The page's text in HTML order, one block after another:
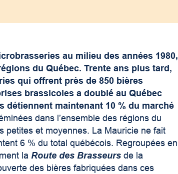
au milieu des années 1980,
du Québec. Trente ans plus tard,
qui offrent près de 850 bières
brassicoles a doublé au Québec
détiennent maintenant 10 % du marché
dans l’ensemble des régions du
petites et moyennes. La Mauricie ne fait
6 % du total québécois. Regroupées en
laRoute des Brasseurs de la
des bières fabriquées dans ces